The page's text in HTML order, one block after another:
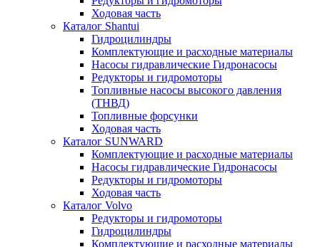
Ходовая часть
Каталог Shantui
Гидроцилиндры
Комплектующие и расходные материалы
Насосы гидравлические Гидронасосы
Редукторы и гидромоторы
Топливные насосы высокого давления
(ТНВД)
Топливные форсунки
Ходовая часть
Каталог SUNWARD
Комплектующие и расходные материалы
Насосы гидравлические Гидронасосы
Редукторы и гидромоторы
Ходовая часть
Каталог Volvo
Редукторы и гидромоторы
Гидроцилиндры
Комплектующие и расходные материалы